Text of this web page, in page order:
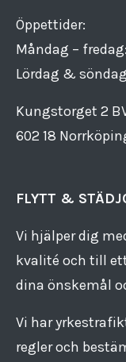
Öppettider:
Måndag –
Lördag &
Kungstorget 2
602 18
FLYTT &
Vi hjälper dig
kvalité och till
dina önskemål
Vi har
regler och